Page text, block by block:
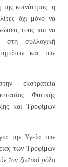
κοινότητας, η
όχι μόνο να
τους και να
στη συλλογική
και των
εκστρατεία
Φυτικής
και Τροφίμων
την Υγεία των
των Τροφίμων
τον ζωτικό ρόλο